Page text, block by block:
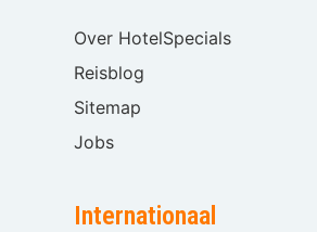
Over HotelSpecials
Reisblog
Sitemap
Jobs
Internationaal